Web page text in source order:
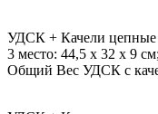
УДСК + Качели цепные
3 место: 44,5 x 32 x 9
Общий Вес УДСК с